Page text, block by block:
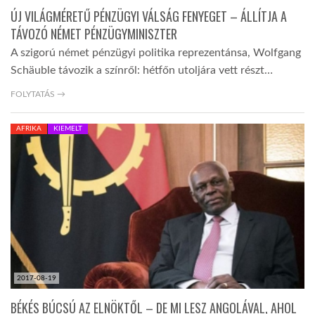
ÚJ VILÁGMÉRETŰ PÉNZÜGYI VÁLSÁG FENYEGET – ÁLLÍTJA A
TÁVOZÓ NÉMET PÉNZÜGYMINISZTER
A szigorú német pénzügyi politika reprezentánsa, Wolfgang
Schäuble távozik a színről: hétfőn utoljára vett részt…
FOLYTATÁS →
2017-08-19
AFRIKA KIEMELT
BÉKÉS BÚCSÚ AZ ELNÖKTŐL – DE MI LESZ ANGOLÁVAL, AHOL